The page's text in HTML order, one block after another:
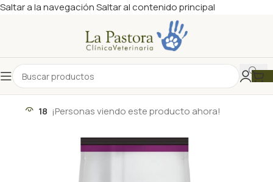
Saltar a la navegaciónSaltar al contenido principal
18 ¡Personas viendo este producto ahora!